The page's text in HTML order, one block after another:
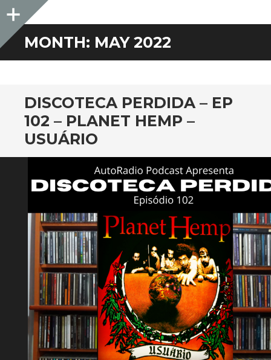
Sidebar
MONTH: MAY 2022
DISCOTECA PERDIDA – EP
102 – PLANET HEMP –
USUÁRIO